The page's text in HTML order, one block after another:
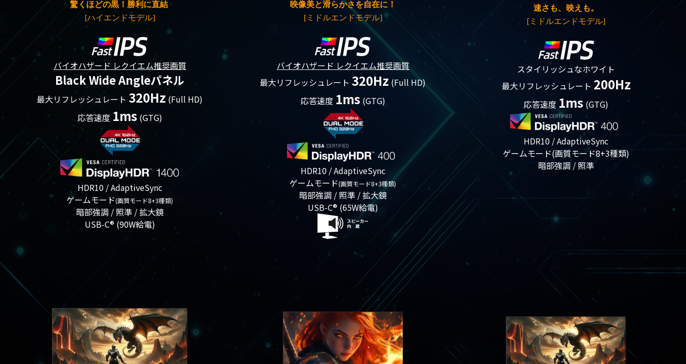
驚くほどの黒！勝利に直結
[ハイエンドモデル]
バイオハザード レクイエム推奨画質
Black Wide Angleパネル
最大リフレッシュレート 320Hz (Full HD)
応答速度 1ms (GTG)
HDR10 / AdaptiveSync
ゲームモード(画質モード8+3種類)
暗部強調 / 照準 / 拡大鏡
USB-C® (90W給電)
映像美と滑らかさを自在に！
[ミドルエンドモデル]
バイオハザード レクイエム推奨画質
最大リフレッシュレート 320Hz (Full HD)
応答速度 1ms (GTG)
HDR10 / AdaptiveSync
ゲームモード(画質モード8+3種類)
暗部強調 / 照準 / 拡大鏡
USB-C® (65W給電)
速さも、映えも。
[ミドルエンドモデル]
スタイリッシュなホワイト
最大リフレッシュレート 200Hz
応答速度 1ms (GTG)
HDR10 / AdaptiveSync
ゲームモード(画質モード8+3種類)
暗部強調 / 照準